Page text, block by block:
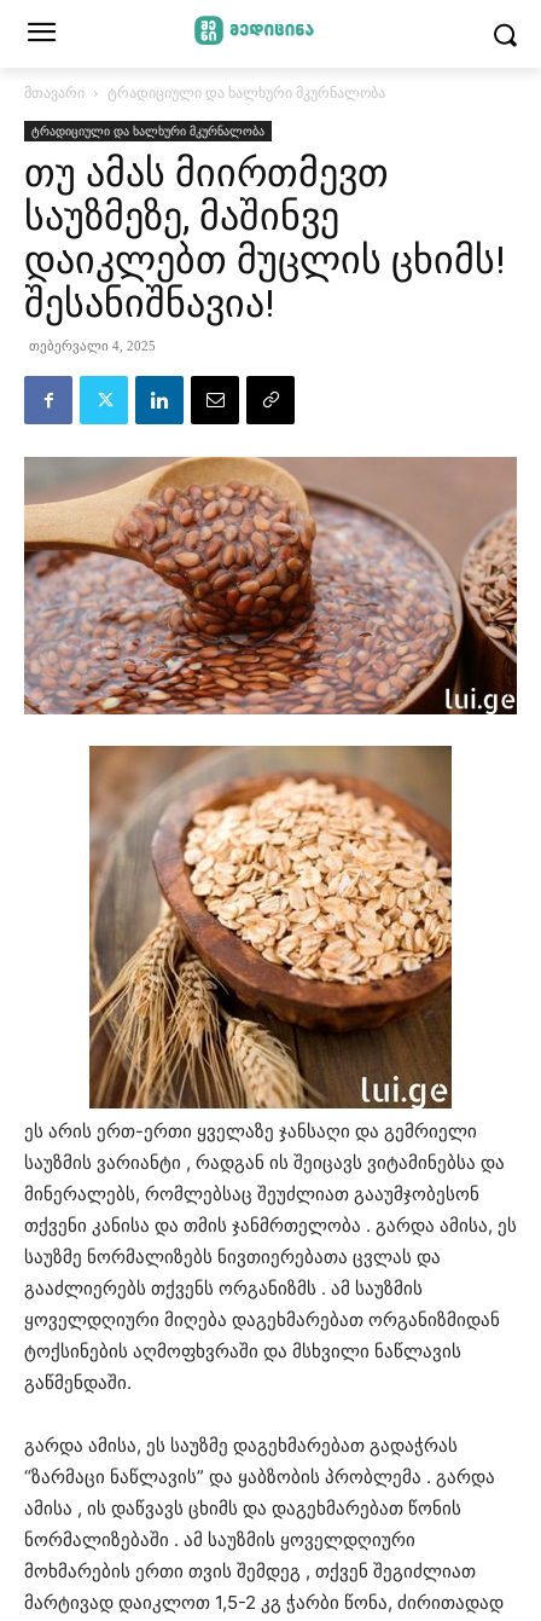
მთავარი ტრადიციული და ხალხური მკურნალობა
ტრადიციული და ხალხური მკურნალობა
თუ ამას მიირთმევთ
საუზმეზე, მაშინვე
დაიკლებთ მუცლის ცხიმს!
შესანიშნავია!
თებერვალი 4, 2025
ეს არის ერთ-ერთი ყველაზე ჯანსაღი და გემრიელი
საუზმის ვარიანტი , რადგან ის შეიცავს ვიტამინებსა და
მინერალებს, რომლებსაც შეუძლიათ გააუმჯობესონ
თქვენი კანისა და თმის ჯანმრთელობა . გარდა ამისა, ეს
საუზმე ნორმალიზებს ნივთიერებათა ცვლას და
გააძლიერებს თქვენს ორგანიზმს . ამ საუზმის
ყოველდღიური მიღება დაგეხმარებათ ორგანიზმიდან
ტოქსინების აღმოფხვრაში და მსხვილი ნაწლავის
გაწმენდაში.
გარდა ამისა, ეს საუზმე დაგეხმარებათ გადაჭრას
“ზარმაცი ნაწლავის” და ყაბზობის პრობლემა . გარდა
ამისა , ის დაწვავს ცხიმს და დაგეხმარებათ წონის
ნორმალიზებაში . ამ საუზმის ყოველდღიური
მოხმარების ერთი თვის შემდეგ , თქვენ შეგიძლიათ
მარტივად დაიკლოთ 1,5-2 კგ ჭარბი წონა, ძირითადად